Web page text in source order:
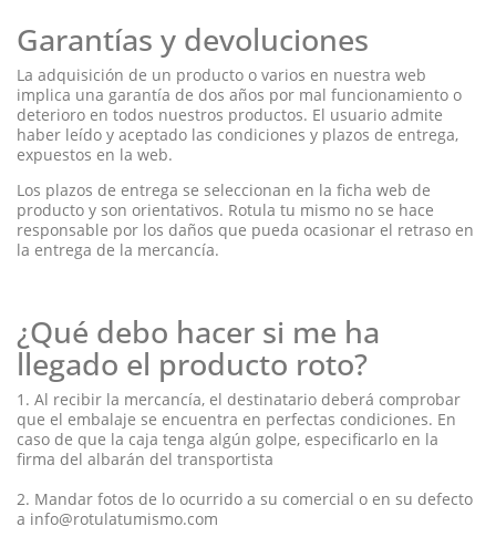
Garantías y devoluciones
La adquisición de un producto o varios en nuestra web
implica una garantía de dos años por mal funcionamiento o
deterioro en todos nuestros productos. El usuario admite
haber leído y aceptado las condiciones y plazos de entrega,
expuestos en la web.
Los plazos de entrega se seleccionan en la ficha web de
producto y son orientativos. Rotula tu mismo no se hace
responsable por los daños que pueda ocasionar el retraso en
la entrega de la mercancía.
¿Qué debo hacer si me ha
llegado el producto roto?
1. Al recibir la mercancía, el destinatario deberá comprobar
que el embalaje se encuentra en perfectas condiciones. En
caso de que la caja tenga algún golpe, especificarlo en la
firma del albarán del transportista
2. Mandar fotos de lo ocurrido a su comercial o en su defecto
a info@rotulatumismo.com